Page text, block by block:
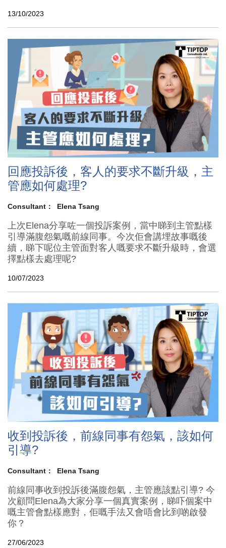
13/10/2023
回應投訴後，客人的要求不斷升級，主
管應如何處理?
Consultant： Elena Tsang
上次Elena分享咗一個投訴案例，當中睇到主管點樣
引導滿腹怨氣嘅前線同事。今次佢會講埋故事嘅後
續，睇下呢位主管面對客人嘅要求不斷升級時，會選
擇點樣去處理呢?
10/07/2023
收到投訴後，前線同事有怨氣，該如何
引導?
Consultant： Elena Tsang
前線同事收到投訴後滿腹怨氣，主管應該點引導? 今
次顧問Elena為大家分享一個真實案例，睇吓個案中
嘅主管會點樣應對，佢嘅手法又會唔會比到啲啟發
你？
27/06/2023